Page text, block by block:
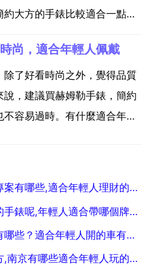
大方的手錶比較適合一點吧,
手錶有關,例如佩戴手錶洗
不適 使用環境惡劣等,...
尚，適合年輕人佩戴
了好看時尚之外，覺得品質
，建議買赫姆勒手錶，簡約
容易過時。有什麼適合年輕
也做得挺好，加上卡西歐的
比較適合年輕人理財的專案有哪些,適合年輕人理財的產品有哪些？
年輕人適合帶哪個牌子的手錶呢,年輕人適合帶哪個牌子的手錶呢？
適合年輕人高顏值的車有哪些？適合年輕人開的車有哪些
南京適合年輕人玩的地方,南京有哪些適合年輕人玩的地方？不要什麼風景名勝